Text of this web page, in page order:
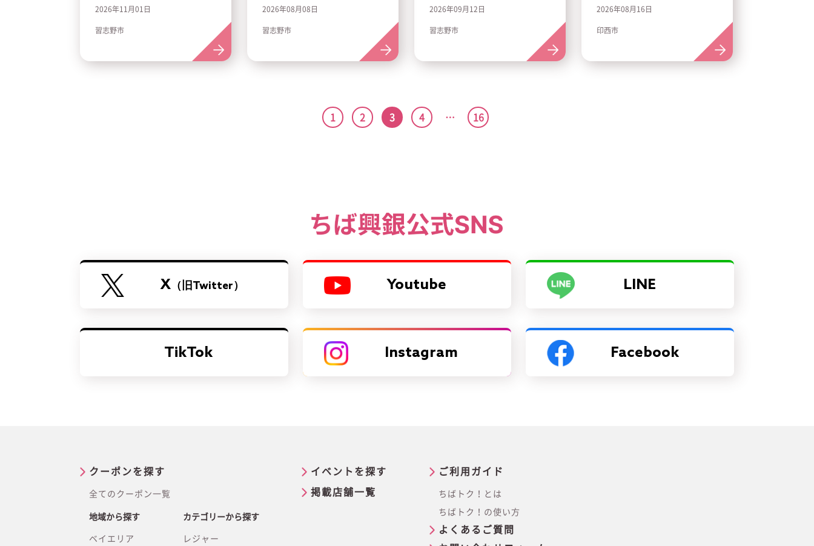
2026年11月01日
習志野市
2026年08月08日
習志野市
2026年09月12日
習志野市
西市
2026年08月16日
印西市
1 2 3 4 … 16
X （旧Twitter） Youtube LINE
TikTok Instagram Facebook
クーポンを探す
全てのクーポン一覧
地域から探す
ベイエリア
カテゴリーから探す
レジャー
イベントを探す
掲載店舗一覧
ご利用ガイド
ちばトク！とは
ちばトク！の使い方
よくあるご質問